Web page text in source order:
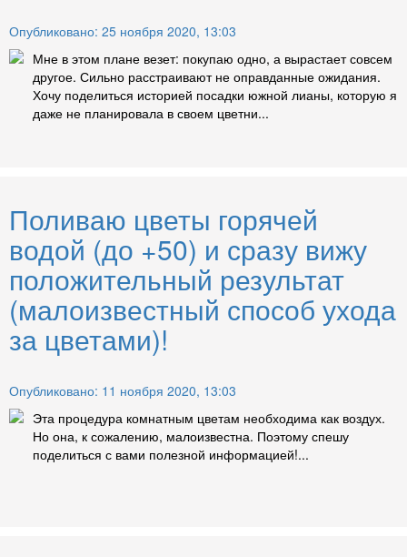
Опубликовано: 25 ноября 2020, 13:03
Мне в этом плане везет: покупаю одно, а вырастает совсем
другое. Сильно расстраивают не оправданные ожидания.
Хочу поделиться историей посадки южной лианы, которую я
даже не планировала в своем цветни...
Поливаю цветы горячей
водой (до +50) и сразу вижу
положительный результат
(малоизвестный способ ухода
за цветами)!
Опубликовано: 11 ноября 2020, 13:03
Эта процедура комнатным цветам необходима как воздух.
Но она, к сожалению, малоизвестна. Поэтому спешу
поделиться с вами полезной информацией!...